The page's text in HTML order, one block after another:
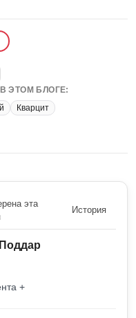
ЭТОМ БЛОГЕ:
Кварцит
эта
История
+